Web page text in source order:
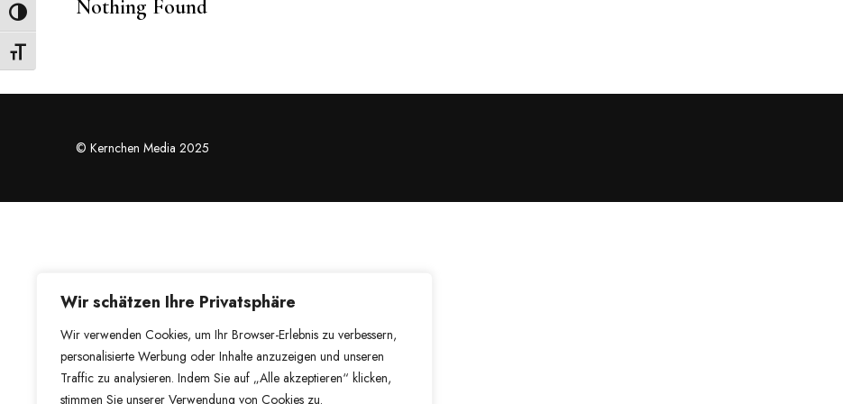
Wir schätzen Ihre Privatsphäre
Wir verwenden Cookies, um Ihr Browser-Erlebnis zu verbessern,
personalisierte Werbung oder Inhalte anzuzeigen und unseren
Traffic zu analysieren. Indem Sie auf „Alle akzeptieren“ klicken,
stimmen Sie unserer Verwendung von Cookies zu.
Umschalten auf hohe Kontraste
Schrift vergrößern
Nothing Found
© Kernchen Media 2025